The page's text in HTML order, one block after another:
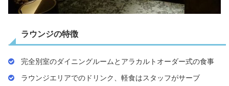
ラウンジの特徴
完全別室のダイニングルームとアラカルトオーダー式の食事
ラウンジエリアでのドリンク、軽食はスタッフがサーブ